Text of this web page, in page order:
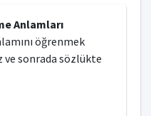
Anlamları
öğrenmek
ve sonrada sözlükte